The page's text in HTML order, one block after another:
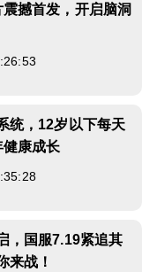
震撼首发，开启脑洞
统，12岁以下每天
康成长
，国服7.19紧追其
来战！